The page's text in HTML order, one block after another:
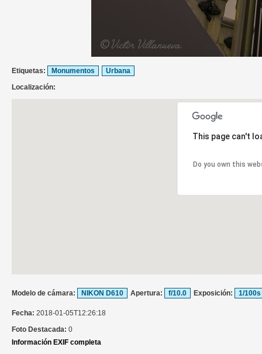
Etiquetas: Monumentos
Urbana
Localización:
This page can't
Do you own this
Modelo de cámara: NIKON D610 Apertura: f/10.0 Exposición: 1/100s
Fecha: 2018-01-05T12:26:18
Foto Destacada: 0
Información EXIF completa